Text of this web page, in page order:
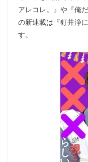
アレコレ。』や『俺
の新連載は『釘井浄
す。